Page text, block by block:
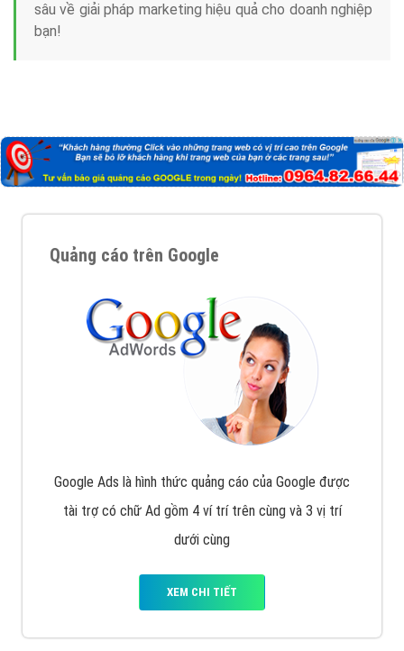
sâu về giải pháp marketing hiệu quả cho doanh nghiệp
bạn!
Quảng cáo trên Google
Google Ads là hình thức quảng cáo của Google được
tài trợ có chữ Ad gồm 4 ví trí trên cùng và 3 vị trí
dưới cùng
XEM CHI TIẾT